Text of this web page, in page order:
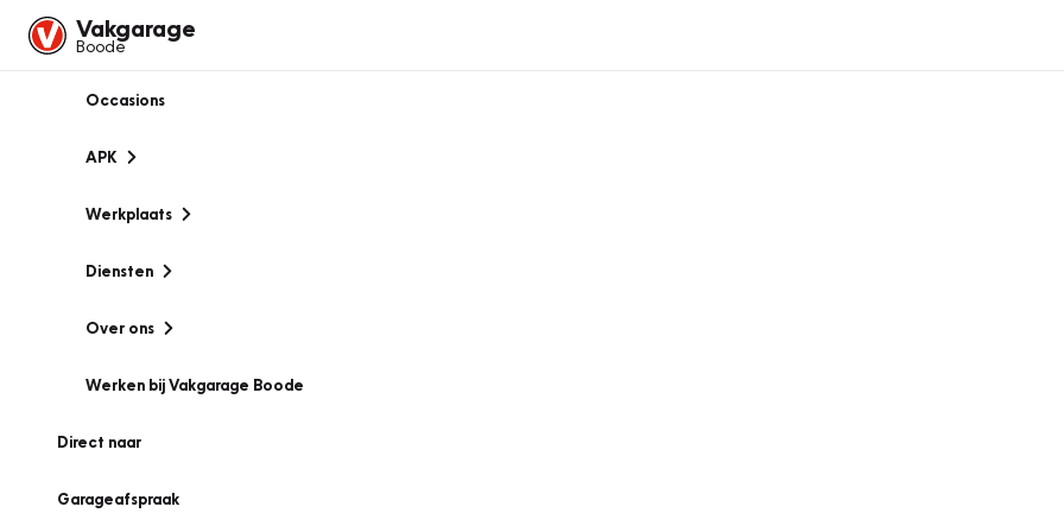
Vakgarage
Boode
Occasions
APK
Werkplaats
Diensten
Over ons
Werken bij Vakgarage Boode
Direct naar
Garageafspraak